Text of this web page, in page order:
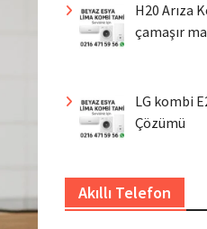
H20 Arıza
çamaşır
LG kombi
Çözümü
Akıllı Telefon